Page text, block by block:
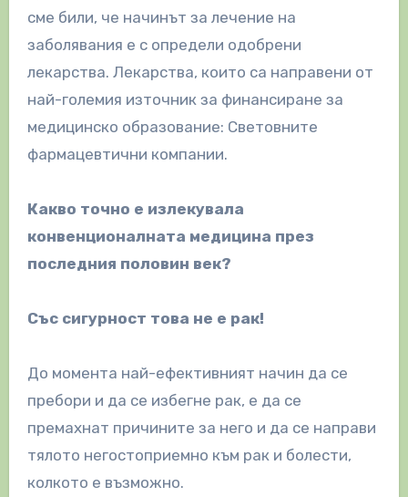
сме били, че начинът за лечение на
заболявания е с определи одобрени
лекарства. Лекарства, които са направени от
най-големия източник за финансиране за
медицинско образование: Световните
фармацевтични компании.
Какво точно е излекувала
конвенционалната медицина през
последния половин век?
Със сигурност това не е рак!
До момента най-ефективният начин да се
пребори и да се избегне рак, е да се
премахнат причините за него и да се направи
тялото негостоприемно към рак и болести,
колкото е възможно.